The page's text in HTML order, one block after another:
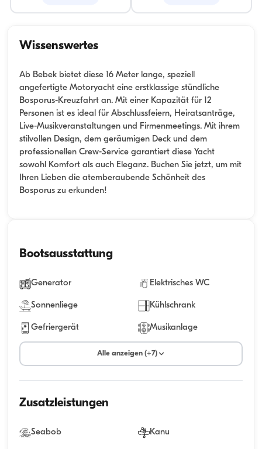
Wissenswertes
Ab Bebek bietet diese 16 Meter lange, speziell
angefertigte Motoryacht eine erstklassige stündliche
Bosporus-Kreuzfahrt an. Mit einer Kapazität für 12
Personen ist es ideal für Abschlussfeiern, Heiratsanträge,
Live-Musikveranstaltungen und Firmenmeetings. Mit ihrem
stilvollen Design, dem geräumigen Deck und dem
professionellen Crew-Service garantiert diese Yacht
sowohl Komfort als auch Eleganz. Buchen Sie jetzt, um mit
Ihren Lieben die atemberaubende Schönheit des
Bosporus zu erkunden!
Bootsausstattung
Generator Elektrisches WC
Sonnenliege Kühlschrank
Gefriergerät Musikanlage
Alle anzeigen (+7)
Zusatzleistungen
Seabob Kanu